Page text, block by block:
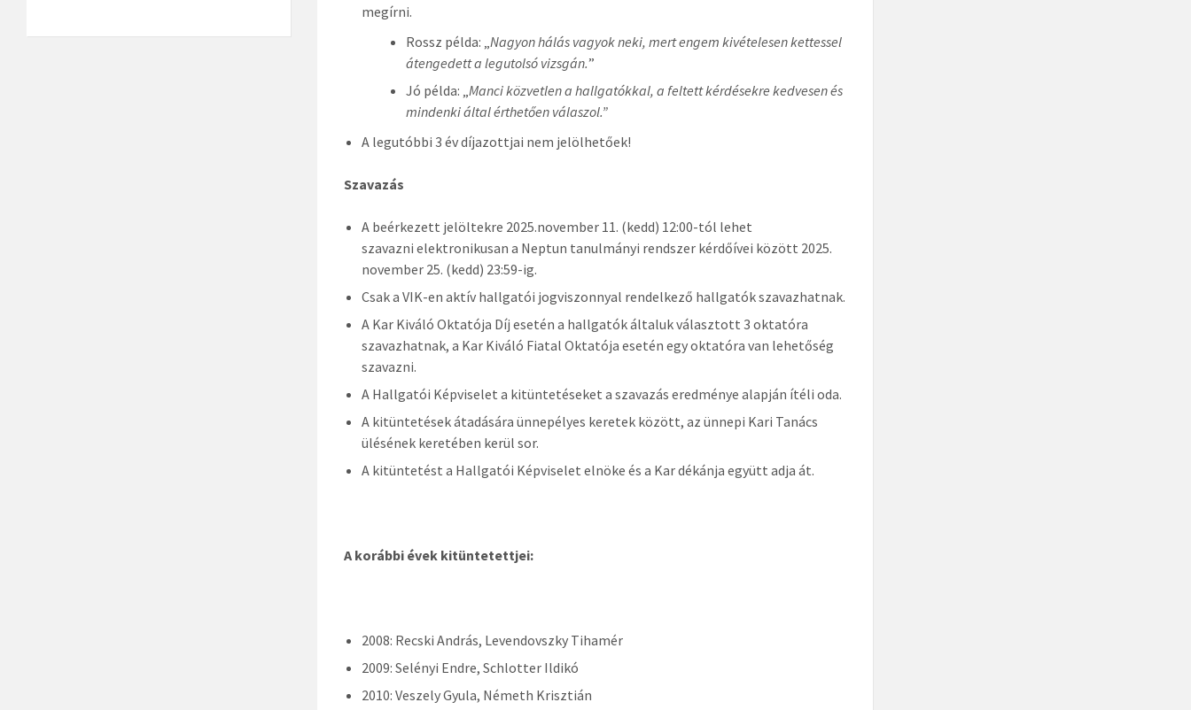
megírni.
Rossz példa: „Nagyon hálás vagyok neki, mert engem kivételesen kettessel
átengedett a legutolsó vizsgán.”
Jó példa: „Manci közvetlen a hallgatókkal, a feltett kérdésekre kedvesen és
mindenki által érthetően válaszol.”
A legutóbbi 3 év díjazottjai nem jelölhetőek!
Szavazás
A beérkezett jelöltekre 2025.november 11. (kedd) 12:00-tól lehet
szavazni elektronikusan a Neptun tanulmányi rendszer kérdőívei között 2025.
november 25. (kedd) 23:59-ig.
Csak a VIK-en aktív hallgatói jogviszonnyal rendelkező hallgatók szavazhatnak.
A Kar Kiváló Oktatója Díj esetén a hallgatók általuk választott 3 oktatóra
szavazhatnak, a Kar Kiváló Fiatal Oktatója esetén egy oktatóra van lehetőség
szavazni.
A Hallgatói Képviselet a kitüntetéseket a szavazás eredménye alapján ítéli oda.
A kitüntetések átadására ünnepélyes keretek között, az ünnepi Kari Tanács
ülésének keretében kerül sor.
A kitüntetést a Hallgatói Képviselet elnöke és a Kar dékánja együtt adja át.
A korábbi évek kitüntetettjei:
2008: Recski András, Levendovszky Tihamér
2009: Selényi Endre, Schlotter Ildikó
2010: Veszely Gyula, Németh Krisztián